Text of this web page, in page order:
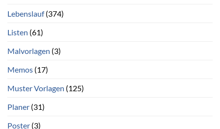
Lebenslauf(374)
Listen (61)
Malvorlagen (3)
Memos (17)
Muster Vorlagen (125)
Planer (31)
Poster (3)